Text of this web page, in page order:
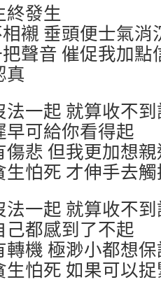
終發生
襯 垂頭便士氣消
聲音 催促我加點
真
法一起 就算收不
早可給你看得起
傷悲 但我更加想
生怕死 才伸手去
法一起 就算收不
己都感到了不起
轉機 極渺小都想
生怕死 如果可以